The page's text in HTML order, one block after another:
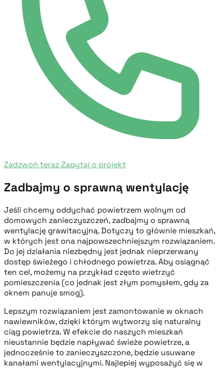
Zadzwoń terazZapytaj o projekt
Zadbajmy o sprawną wentylację
Jeśli chcemy oddychać powietrzem wolnym od
domowych zanieczyszczeń, zadbajmy o sprawną
wentylację grawitacyjną. Dotyczy to głównie mieszkań,
w których jest ona najpowszechniejszym rozwiązaniem.
Do jej działania niezbędny jest jednak nieprzerwany
dostęp świeżego i chłodnego powietrza. Aby osiągnąć
ten cel, możemy na przykład często wietrzyć
pomieszczenia (co jednak jest złym pomysłem, gdy za
oknem panuje smog).
Lepszym rozwiązaniem jest zamontowanie w oknach
nawiewników, dzięki którym wytworzy się naturalny
ciąg powietrza. W efekcie do naszych mieszkań
nieustannie będzie napływać świeże powietrze, a
jednocześnie to zanieczyszczone, będzie usuwane
kanałami wentylacyjnymi. Najlepiej wyposażyć się w